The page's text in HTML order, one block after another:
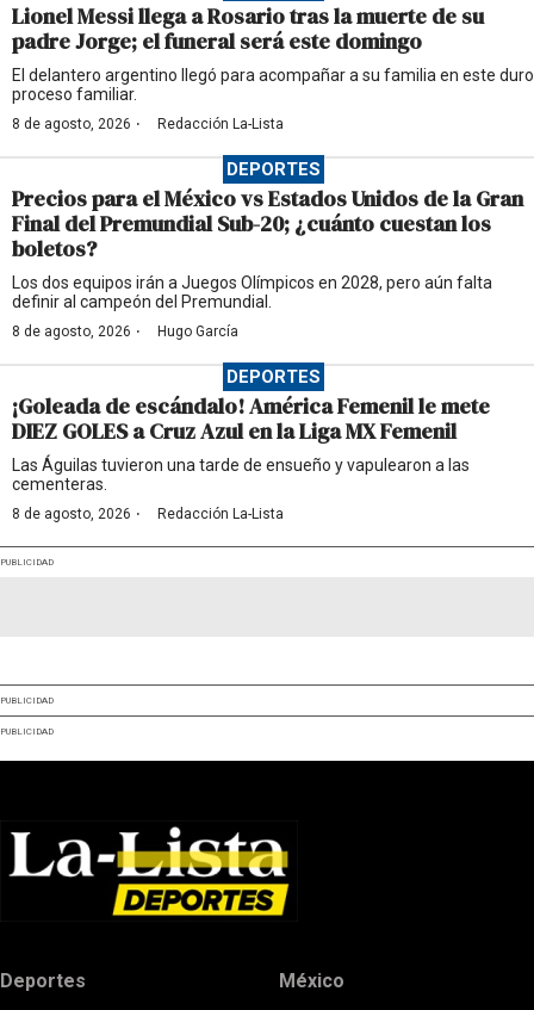
Lionel Messi llega a Rosario tras la muerte de su
padre Jorge; el funeral será este domingo
El delantero argentino llegó para acompañar a su familia en este duro
proceso familiar.
8 de agosto, 2026 · Redacción La-Lista
DEPORTES
Precios para el México vs Estados Unidos de la Gran
Final del Premundial Sub-20; ¿cuánto cuestan los
boletos?
Los dos equipos irán a Juegos Olímpicos en 2028, pero aún falta
definir al campeón del Premundial.
8 de agosto, 2026 · Hugo García
DEPORTES
¡Goleada de escándalo! América Femenil le mete
DIEZ GOLES a Cruz Azul en la Liga MX Femenil
Las Águilas tuvieron una tarde de ensueño y vapulearon a las
cementeras.
8 de agosto, 2026 · Redacción La-Lista
PUBLICIDAD
PUBLICIDAD
PUBLICIDAD
Deportes México